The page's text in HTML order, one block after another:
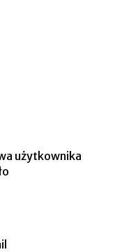
użytkownika